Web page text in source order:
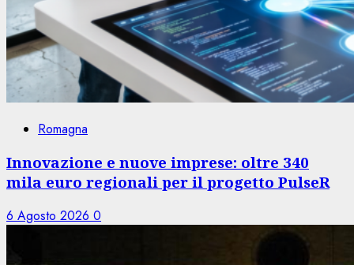
Romagna
Innovazione e nuove imprese: oltre 340
mila euro regionali per il progetto PulseR
6 Agosto 2026 0